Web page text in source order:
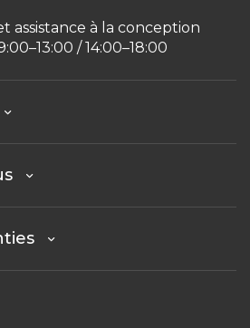
assistance à la conception
/ 14:00–18:00